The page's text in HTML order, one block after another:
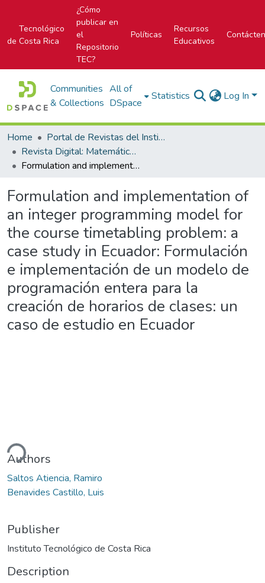
Tecnológico
de Costa Rica
¿Cómo
publicar en
el
Repositorio
TEC?
Políticas
Recursos
Educativos
Communities
& Collections
All of
DSpace
Statistics Log In
Home
Portal de Revistas del Instituto Tecnológico de Costa Rica
Revista Digital: Matemática, Educación e Internet
Formulation and implementation of an integer programming model for the course timetabling problem: a case study in Ecuador: Formulación e implementación de un modelo de programación entera para la creación de horarios de clases: un caso de estudio en Ecuador
Formulation and implementation of
an integer programming model for
the course timetabling problem: a
case study in Ecuador: Formulación
e implementación de un modelo de
programación entera para la
creación de horarios de clases: un
caso de estudio en Ecuador
Authors
Saltos Atiencia, Ramiro
Benavides Castillo, Luis
Publisher
Instituto Tecnológico de Costa Rica
Description